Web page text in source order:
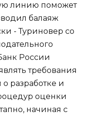
линию поможет
балаяж
- Туриновер со
России
требования
разработке и
оценки
начиная с